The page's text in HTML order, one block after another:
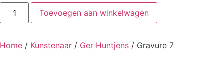
Gravure
aantal
Toevoegen aan winkelwagen
Home / Kunstenaar / Ger Huntjens / Gravure 7